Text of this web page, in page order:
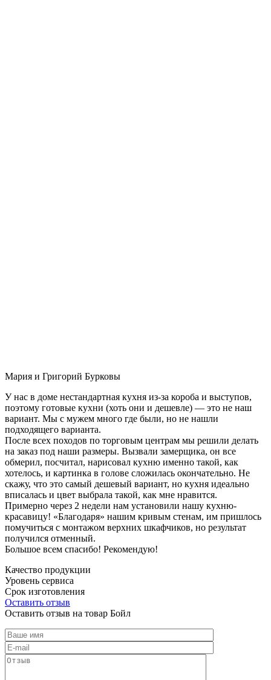
Мария и Григорий Бурковы
У нас в доме нестандартная кухня из-за короба и выступов,
поэтому готовые кухни (хоть они и дешевле) — это не наш
вариант. Мы с мужем много где были, но не нашли
подходящего варианта.
После всех походов по торговым центрам мы решили делать
на заказ под наши размеры. Вызвали замерщика, он все
обмерил, посчитал, нарисовал кухню именно такой, как
хотелось, и картинка в голове сложилась окончательно. Не
скажу, что это самый дешевый вариант, но кухня идеально
вписалась и цвет выбрала такой, как мне нравится.
Примерно через 2 недели нам установили нашу кухню-
красавицу! «Благодаря» нашим кривым стенам, им пришлось
помучиться с монтажом верхних шкафчиков, но результат
получился отменный.
Большое всем спасибо! Рекомендую!
Качество продукции
Уровень сервиса
Срок изготовления
Оставить отзыв
Оставить отзыв на товар Бойл